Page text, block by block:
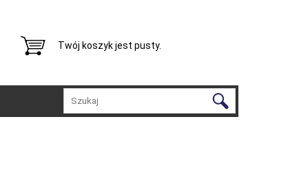
Twój koszyk jest pusty.